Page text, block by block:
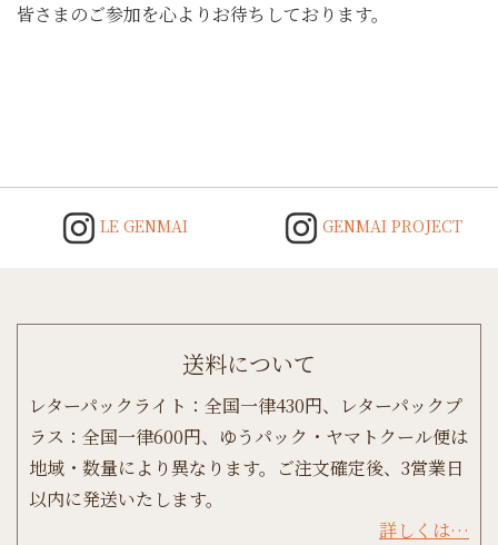
皆さまのご参加を心よりお待ちしております。
LE GENMAI GENMAI PROJECT
送料について
レターパックライト：全国一律430円、レターパックプ
ラス：全国一律600円、ゆうパック・ヤマトクール便は
地域・数量により異なります。ご注文確定後、3営業日
以内に発送いたします。
詳しくは…